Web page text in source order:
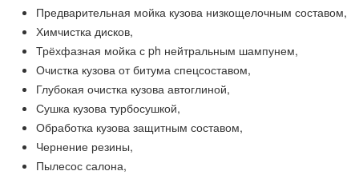
Предварительная мойка кузова низкощелочным составом,
Химчистка дисков,
Трёхфазная мойка с ph нейтральным шампунем,
Очистка кузова от битума спецсоставом,
Глубокая очистка кузова автоглиной,
Сушка кузова турбосушкой,
Обработка кузова защитным составом,
Чернение резины,
Пылесос салона,